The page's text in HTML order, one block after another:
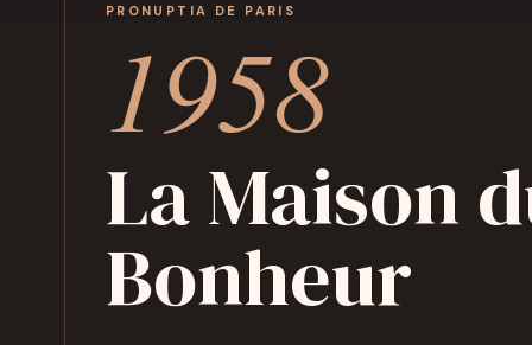
PRONUPTIA DE PARIS
1958
La Maison
Bonheur